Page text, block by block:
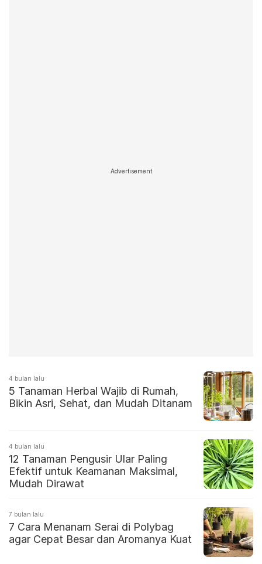
Advertisement
4 bulan lalu
5 Tanaman Herbal Wajib di Rumah,
Bikin Asri, Sehat, dan Mudah Ditanam
4 bulan lalu
12 Tanaman Pengusir Ular Paling
Efektif untuk Keamanan Maksimal,
Mudah Dirawat
7 bulan lalu
7 Cara Menanam Serai di Polybag
agar Cepat Besar dan Aromanya Kuat